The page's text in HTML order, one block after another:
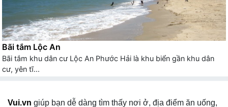
Bãi tắm Lộc An
Bãi tắm khu dân cư Lộc An Phước Hải là khu biển gần khu dân
cư, yên tĩ...
Vui.vn giúp bạn dễ dàng tìm thấy nơi ở, địa điểm ăn uống,